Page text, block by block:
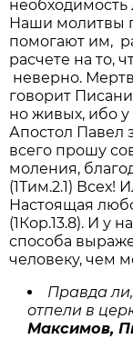
Наши молитвы
помогают им,
расчете на то,
неверно.
говорит
но живых, ибо у
Апостол Павел
всего прошу
моления,
(1Тим.2.1)
Настоящая
(1Кор.13.8). И у
способа
человеку, чем
Правда
отпели в
Максимов,